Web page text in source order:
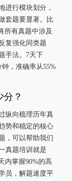
进行模块划分，
套题要显著。比
所有真题中涉及
复强化同类题
手法。7天下
，准确率从55%
？
纵向梳理历年真
势和稳定的核心
，可以帮助我们
真题培训就是
内掌握90%的高
员，解题速度平